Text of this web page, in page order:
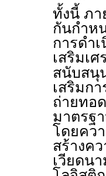
ทั้งนี้ ภา
กันกำห
การดำ
เสริมเ
สนับสนุ
เสริมก
ถ่ายทอ
มาตรฐ
โดยคว
สร้างค
เวียดน